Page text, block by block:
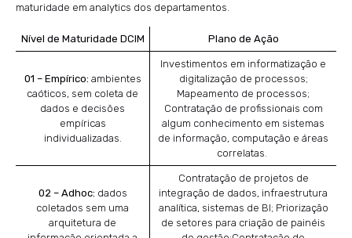
maturidade em analytics dos departamentos.
Nível de Maturidade DCIM Plano de Ação
01 – Empírico: ambientes
caóticos, sem coleta de
dados e decisões
empíricas
individualizadas.
Investimentos em informatização e
digitalização de processos;
Mapeamento de processos;
Contratação de profissionais com
algum conhecimento em sistemas
de informação, computação e áreas
correlatas.
02 – Adhoc: dados
coletados sem uma
arquitetura de
Contratação de projetos de
integração de dados, infraestrutura
analítica, sistemas de BI; Priorização
de setores para criação de painéis